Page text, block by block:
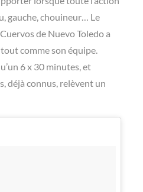
gauche, chouineur… Le
de Nuevo Toledo a
comme son équipe.
6 x 30 minutes, et
déjà connus, relèvent un